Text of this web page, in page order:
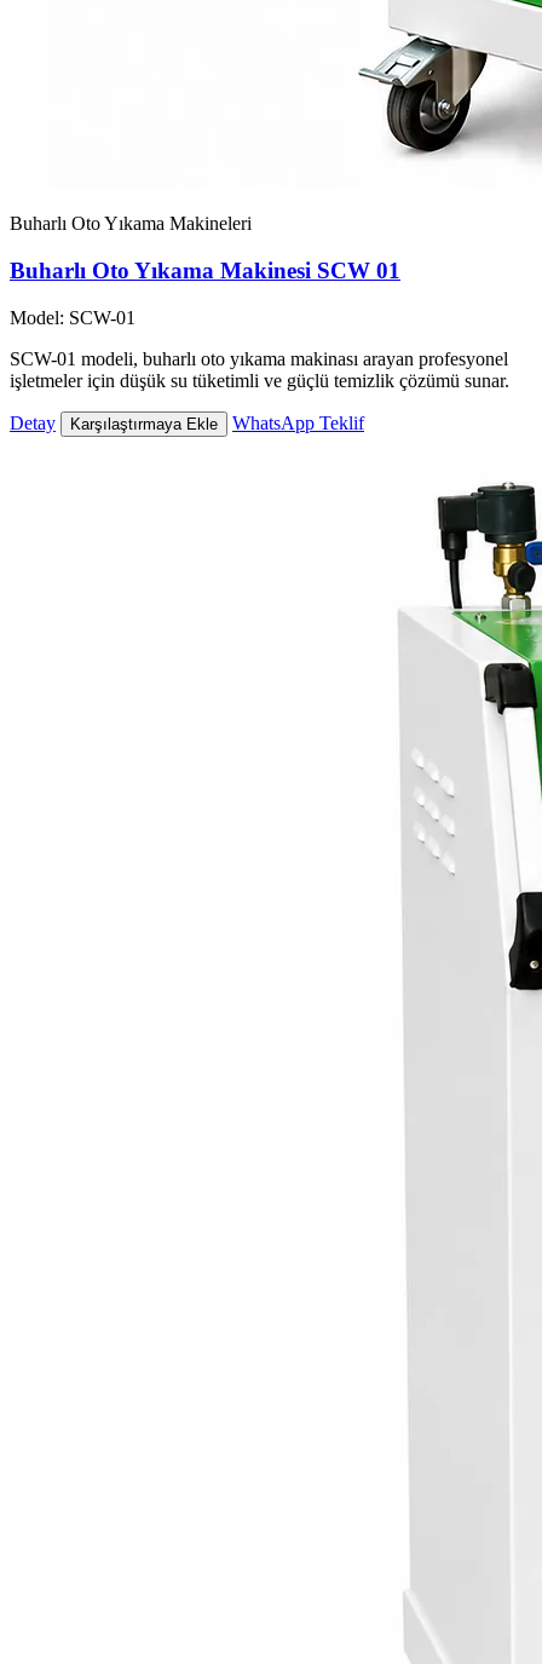
Buharlı Oto Yıkama Makineleri
Buharlı Oto Yıkama Makinesi SCW 01
Model: SCW-01
SCW-01 modeli, buharlı oto yıkama makinası arayan profesyonel
işletmeler için düşük su tüketimli ve güçlü temizlik çözümü sunar.
Detay Karşılaştırmaya Ekle WhatsApp Teklif